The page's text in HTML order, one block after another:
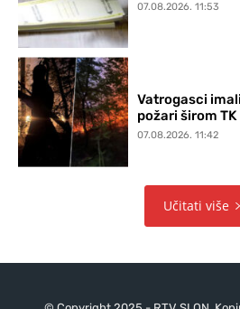
07.08.2026. 11:53
Vatrogasci
požari širom TK
07.08.2026. 11:42
Učitati više